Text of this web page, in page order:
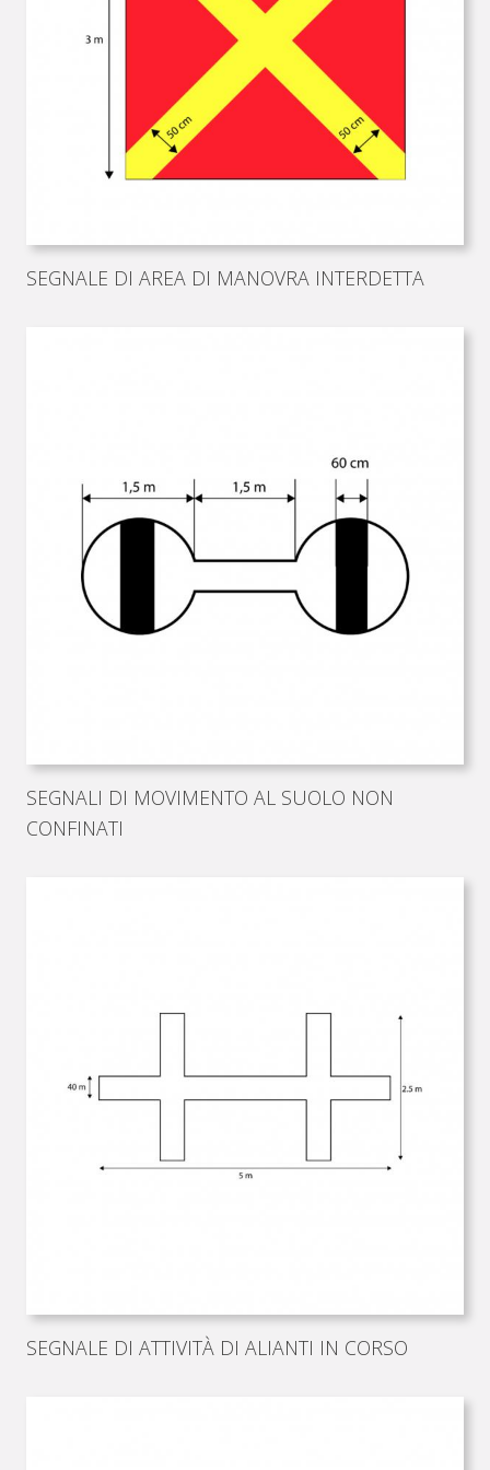
SEGNALE DI AREA DI MANOVRA INTERDETTA
SEGNALI DI MOVIMENTO AL SUOLO NON
CONFINATI
SEGNALE DI ATTIVITÀ DI ALIANTI IN CORSO